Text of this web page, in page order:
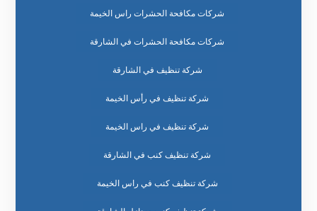
شركات مكافحة الحشرات راس الخيمة
شركات مكافحة الحشرات في الشارقة
شركة تنظيف في الشارقة
شركة تنظيف في رأس الخيمة
شركة تنظيف في راس الخيمة
شركة تنظيف كنب في الشارقة
شركة تنظيف كنب في راس الخيمة